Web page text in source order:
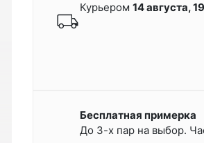
Курьером 14 августа,
Бесплатная примерка
До 3-х пар на выбор.